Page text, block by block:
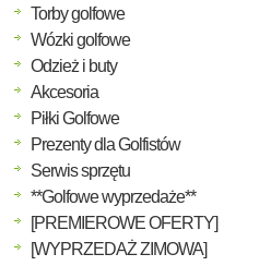
Torby golfowe
Wózki golfowe
Odzież i buty
Akcesoria
Piłki Golfowe
Prezenty dla Golfistów
Serwis sprzętu
**Golfowe wyprzedaże**
[PREMIEROWE OFERTY]
[WYPRZEDAŻ ZIMOWA]